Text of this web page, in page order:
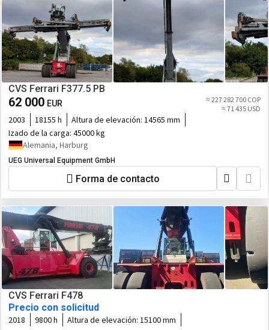
CVS Ferrari F377.5 PB
62 000 EUR
≈ 227 282 700 COP
≈ 71 435 USD
2003 18155 h Altura de elevación: 14565 mm
Izado de la carga: 45000 kg
Alemania, Harburg
UEG Universal Equipment GmbH
Forma de contacto
CVS Ferrari F478
Precio con solicitud
2018 9800 h Altura de elevación: 15100 mm